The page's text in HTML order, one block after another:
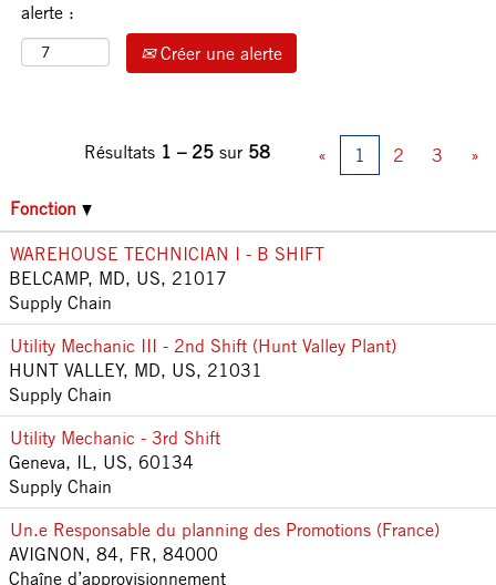
alerte :
Créer une alerte
Résultats 1 – 25 sur 58 « 1 2 3 »
Fonction
WAREHOUSE TECHNICIAN I - B SHIFT
BELCAMP, MD, US, 21017
Supply Chain
Utility Mechanic III - 2nd Shift (Hunt Valley Plant)
HUNT VALLEY, MD, US, 21031
Supply Chain
Utility Mechanic - 3rd Shift
Geneva, IL, US, 60134
Supply Chain
Un.e Responsable du planning des Promotions (France)
AVIGNON, 84, FR, 84000
Chaîne d’approvisionnement